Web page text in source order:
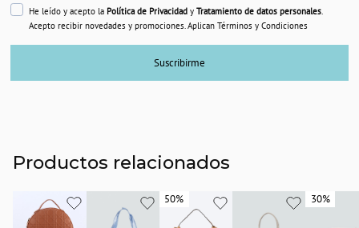
He leído y acepto la Política de Privacidady Tratamiento de datos personales.
Acepto recibir novedades y promociones. Aplican Términos y Condiciones
Suscribirme
Productos relacionados
50%
50% 30%
30%